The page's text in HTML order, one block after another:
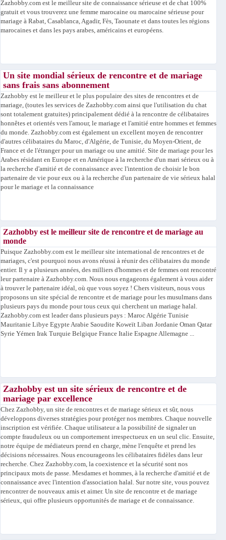
Zazhobby.com est le meilleur site de connaissance sérieuse et de chat 100%
gratuit et vous trouverez une femme marocaine ou marocaine sérieuse pour
mariage à Rabat, Casablanca, Agadir, Fès, Taounate et dans toutes les régions
marocaines et dans les pays arabes, américains et européens.
Un site mondial sérieux de rencontre et de mariage
sans frais sans abonnement
Zazhobby est le meilleur et le plus populaire des sites de rencontres et de
mariage, (toutes les services de Zazhobby.com ainsi que l'utilisation du chat
sont totalement gratuites) principalement dédié à la rencontre de célibataires
honnêtes et orientés vers l'amour, le mariage et l'amitié entre hommes et femmes
du monde. Zazhobby.com est également un excellent moyen de rencontrer
d'autres célibataires du Maroc, d'Algérie, de Tunisie, du Moyen-Orient, de
France et de l'étranger pour un mariage ou une amitié. Site de mariage pour les
Arabes résidant en Europe et en Amérique à la recherche d'un mari sérieux ou à
la recherche d'amitié et de connaissance avec l'intention de choisir le bon
partenaire de vie pour eux ou à la recherche d'un partenaire de vie sérieux halal
pour le mariage et la connaissance
Zazhobby est le meilleur site de rencontre et de mariage au
monde
Puisque Zazhobby.com est le meilleur site international de rencontres et de
mariages, c'est pourquoi nous avons réussi à réunir des célibataires du monde
entier. Il y a plusieurs années, des milliers d'hommes et de femmes ont rencontré
leur partenaire à Zazhobby.com. Nous nous engageons également à vous aider
à trouver le partenaire idéal, où que vous soyez ! Chers visiteurs, nous vous
proposons un site spécial de rencontre et de mariage pour les musulmans dans
plusieurs pays du monde pour tous ceux qui cherchent un mariage halal.
Zazhobby.com est leader dans plusieurs pays : Maroc Algérie Tunisie
Mauritanie Libye Egypte Arabie Saoudite Koweït Liban Jordanie Oman Qatar
Syrie Yémen Irak Turquie Belgique France Italie Espagne Allemagne ...
Zazhobby est un site sérieux de rencontre et de
mariage par excellence
Chez Zazhobby, un site de rencontres et de mariage sérieux et sûr, nous
développons diverses stratégies pour protéger nos membres. Chaque nouvelle
inscription est vérifiée. Chaque utilisateur a la possibilité de signaler un
compte frauduleux ou un comportement irrespectueux en un seul clic. Ensuite,
notre équipe de médiateurs prend en charge, mène l'enquête et prend les
décisions nécessaires. Nous encourageons les célibataires fidèles dans leur
recherche. Chez Zazhobby.com, la coexistence et la sécurité sont nos
principaux mots de passe. Mesdames et hommes, à la recherche d'amitié et de
connaissance avec l'intention d'association halal. Sur notre site, vous pouvez
rencontrer de nouveaux amis et aimer. Un site de rencontre et de mariage
sérieux, qui offre plusieurs opportunités de mariage et de connaissance.